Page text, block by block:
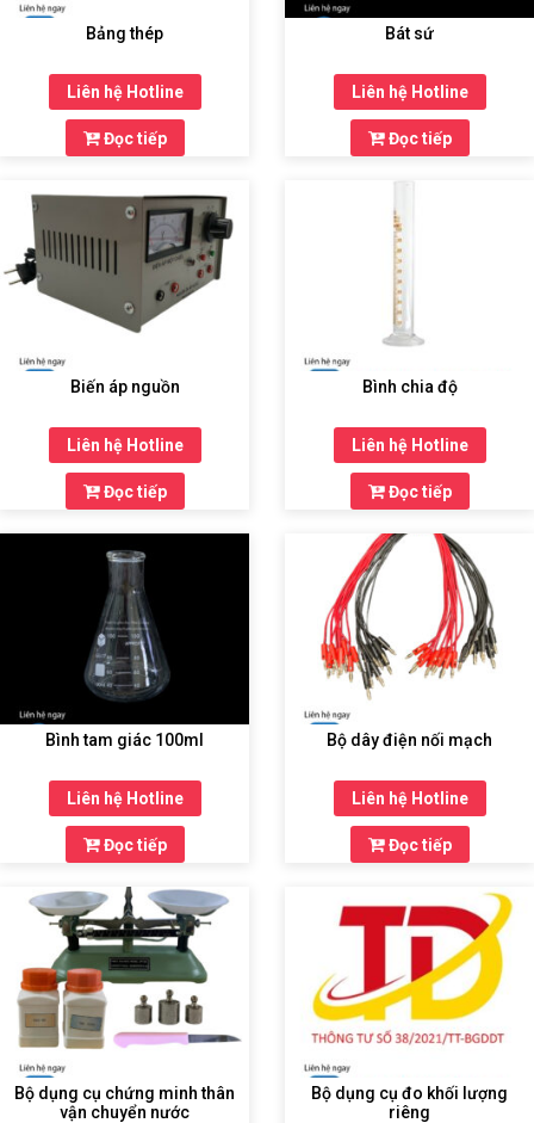
BỊ
CHUNG
Bảng thép
Liên hệ Hotline
Đọc tiếp
Bát sứ
Liên hệ Hotline
Đọc tiếp
Biến áp nguồn
Liên hệ Hotline
Đọc tiếp
Bình chia độ
Liên hệ Hotline
Đọc tiếp
Bình tam giác 100ml
Liên hệ Hotline
Đọc tiếp
Bộ dây điện nối mạch
Liên hệ Hotline
Đọc tiếp
Bộ dụng cụ chứng minh thân
vận chuyển nước
Bộ dụng cụ đo khối lượng
riêng